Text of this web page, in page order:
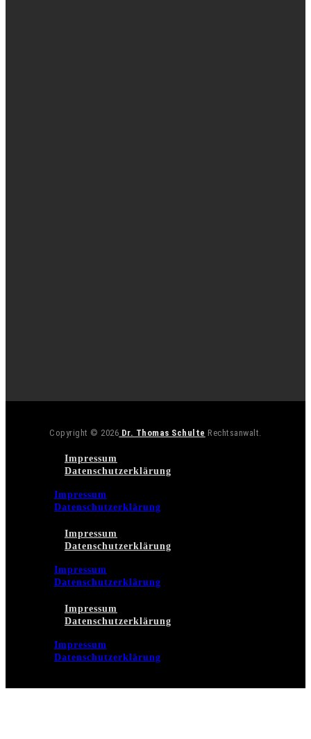
Copyright © 2026 Dr. Thomas Schulte Rechtsanwalt.
Impressum
Datenschutzerklärung
Impressum
Datenschutzerklärung
Impressum
Datenschutzerklärung
Impressum
Datenschutzerklärung
Impressum
Datenschutzerklärung
Impressum
Datenschutzerklärung